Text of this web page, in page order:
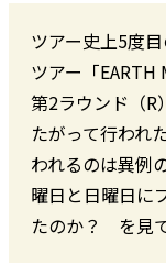
ツアー史上5度
ツアー「EARTH
第2ラウンド（R
たがって行われ
われるのは異例
曜日と日曜日に
たのか？ を見